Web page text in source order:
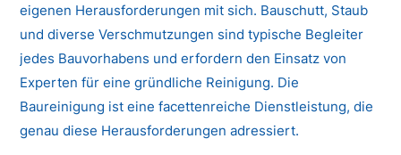
eigenen Herausforderungen mit sich. Bauschutt, Staub
und diverse Verschmutzungen sind typische Begleiter
jedes Bauvorhabens und erfordern den Einsatz von
Experten für eine gründliche Reinigung. Die
Baureinigung ist eine facettenreiche Dienstleistung, die
genau diese Herausforderungen adressiert.